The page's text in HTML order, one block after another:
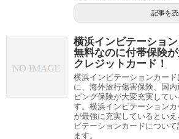
記事を
横浜インビテーショ
無料なのに付帯保険
クレジットカード！
横浜インビテーションカー
に、海外旅行傷害保険、国
ピング保険が大変充実して
す。横浜インビテーション
が最強に充実しているとい
ビテーションカードについ
ます。